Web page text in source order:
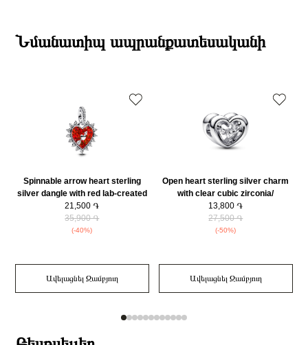
Նյութը
925 հարգի արծաթ
Արծաթագույն
ընթացքում։
Դեպի մարզեր առաքումներն իրականացվում են 3-4 աշխատանքային
Նմանատիպ ապրանքատեսականի
Spinnable arrow heart sterling
silver dangle with red lab-created
opal and clear cubic zirconia/
793667C01
21,500 ֏
35,900 ֏
(-40%)
Ավելացնել Զամբյուղ
Open heart sterling silver charm
with clear cubic zirconia/
792493C01
13,800 ֏
27,500 ֏
(-50%)
Ավելացնել Զամբյուղ